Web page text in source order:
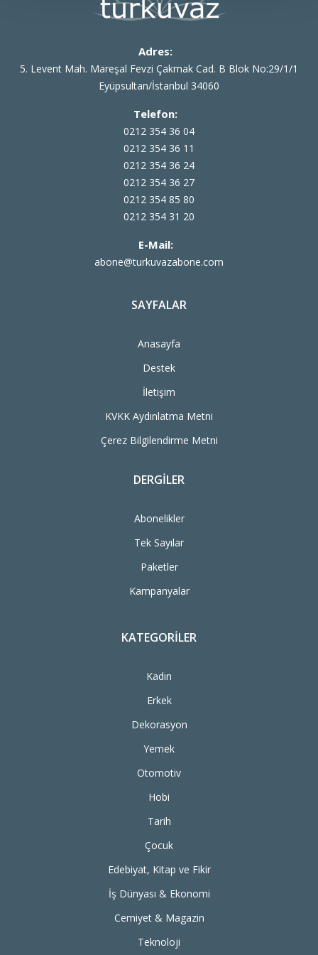
Adres:
5. Levent Mah. Mareşal Fevzi Çakmak Cad. B Blok No:29/1/1
Eyüpsultan/İstanbul 34060
Telefon:
0212 354 36 04
0212 354 36 11
0212 354 36 24
0212 354 36 27
0212 354 85 80
0212 354 31 20
E-Mail:
abone@turkuvazabone.com
SAYFALAR
Anasayfa
Destek
İletişim
KVKK Aydınlatma Metni
Çerez Bilgilendirme Metni
DERGILER
Abonelikler
Tek Sayılar
Paketler
Kampanyalar
KATEGORILER
Kadın
Erkek
Dekorasyon
Yemek
Otomotiv
Hobi
Tarih
Çocuk
Edebiyat, Kitap ve Fikir
İş Dünyası & Ekonomi
Cemiyet & Magazin
Teknoloji